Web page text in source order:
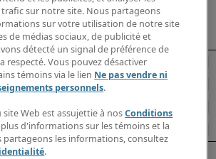
sur notre site. Nous partageons
sur votre utilisation de notre site
de médias sociaux, de publicité et
détecté un signal de préférence de
respecté. Vous pouvez désactiver
témoins via le lien Ne pas vendre ni
personnels.
Web est assujettie à nosConditions
d'informations sur les témoins et la
les informations, consultez
.